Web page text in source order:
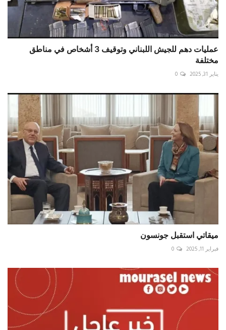
عمليات دهم للجيش اللبناني وتوقيف 3 أشخاص في مناطق
مختلفة
يناير 31, 2025 0
ميقاتي استقبل جونسون
فبراير 11, 2025 0